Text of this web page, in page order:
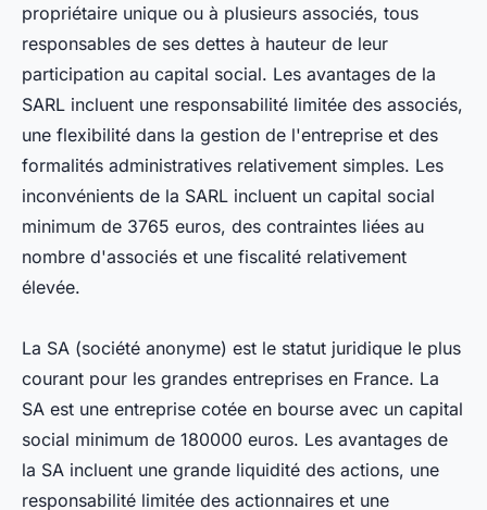
propriétaire unique ou à plusieurs associés, tous
responsables de ses dettes à hauteur de leur
participation au capital social. Les avantages de la
SARL incluent une responsabilité limitée des associés,
une flexibilité dans la gestion de l'entreprise et des
formalités administratives relativement simples. Les
inconvénients de la SARL incluent un capital social
minimum de 3765 euros, des contraintes liées au
nombre d'associés et une fiscalité relativement
élevée.
La SA (société anonyme) est le statut juridique le plus
courant pour les grandes entreprises en France. La
SA est une entreprise cotée en bourse avec un capital
social minimum de 180000 euros. Les avantages de
la SA incluent une grande liquidité des actions, une
responsabilité limitée des actionnaires et une